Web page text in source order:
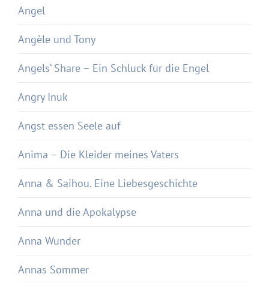
Angel
Angèle und Tony
Angels‘ Share – Ein Schluck für die Engel
Angry Inuk
Angst essen Seele auf
Anima – Die Kleider meines Vaters
Anna & Saihou. Eine Liebesgeschichte
Anna und die Apokalypse
Anna Wunder
Annas Sommer